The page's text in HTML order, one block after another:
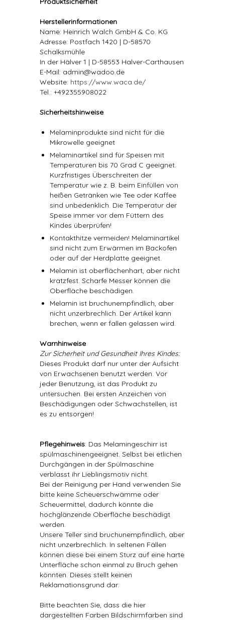
Herstellerinformationen
Name: Heinrich Walch GmbH & Co. KG
Adresse: Postfach 1420 | D-58570
Schalksmühle
In der Hälver 1 | D-58553 Halver-Carthausen
E-Mail: admin@wadoo.de
Website: https://www.waca.de/
Tel.: +492355908022
Sicherheitshinweise
Melaminprodukte sind nicht für die
Mikrowelle geeignet
Melaminartikel sind für Speisen mit
Temperaturen bis 70 Grad C geeignet.
Kurzfristiges Überschreiten der
Temperatur wie z. B. beim Einfüllen von
heißen Getränken wie Tee oder Kaffee
sind unbedenklich. Die Temperatur der
Speise immer vor dem Füttern des
Kindes überprüfen!
Kontakthitze vermeiden! Melaminartikel
sind nicht zum Erwärmen im Backofen
oder auf der Herdplatte geeignet.
Melamin ist oberflächenhart, aber nicht
kratzfest. Scharfe Messer können die
Oberfläche beschädigen.
Melamin ist bruchunempfindlich, aber
nicht unzerbrechlich. Der Artikel kann
brechen, wenn er fallen gelassen wird.
Warnhinweise
Zur Sicherheit und Gesundheit Ihres Kindes:
Dieses Produkt darf nur unter der Aufsicht
von Erwachsenen benutzt werden. Vor
jeder Benutzung, ist das Produkt zu
untersuchen. Bei ersten Anzeichen von
Beschädigungen oder Schwachstellen, ist
es zu entsorgen!
Pflegehinweis: Das Melamingeschirr ist
spülmaschinengeeignet. Selbst bei etlichen
Durchgängen in der Spülmaschine
verblasst ihr Lieblingsmotiv nicht.
Bei der Reinigung per Hand verwenden Sie
bitte keine Scheuerschwämme oder
Scheuermittel, dadurch könnte die
hochglänzende Oberfläche beschädigt
werden.
Unsere Teller sind bruchunempfindlich, aber
nicht unzerbrechlich. In seltenen Fällen
können diese bei einem Sturz auf eine harte
Unterfläche schon einmal zu Bruch gehen
könnten. Dieses stellt keinen
Reklamationsgrund dar.
Bitte beachten Sie, dass die hier
dargestellten Farben Bildschirmfarben sind